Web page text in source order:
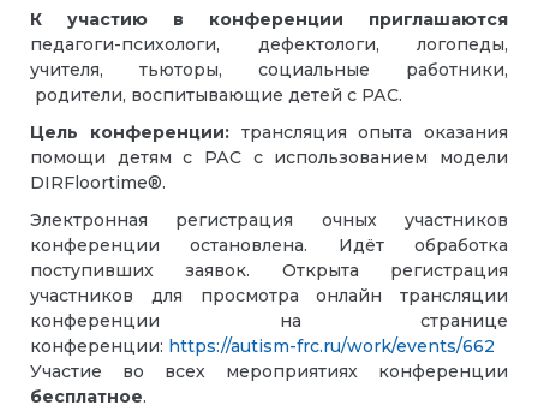
К участию в конференции приглашаются
педагоги-психологи, дефектологи, логопеды,
учителя, тьюторы, социальные работники,
родители, воспитывающие детей с РАС.
Цель конференции: трансляция опыта оказания
помощи детям с РАС с использованием модели
DIRFloortime®.
Электронная регистрация очных участников
конференции остановлена. Идёт обработка
поступивших заявок. Открыта регистрация
участников для просмотра онлайн трансляции
конференции на странице
конференции: https://autism-frc.ru/work/events/662
Участие во всех мероприятиях конференции
бесплатное.